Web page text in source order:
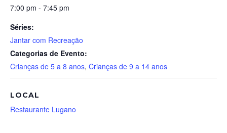
7:00 pm - 7:45 pm
Séries:
Jantar com Recreação
Categorias de Evento:
Crianças de 5 a 8 anos, Crianças de 9 a 14 anos
LOCAL
Restaurante Lugano